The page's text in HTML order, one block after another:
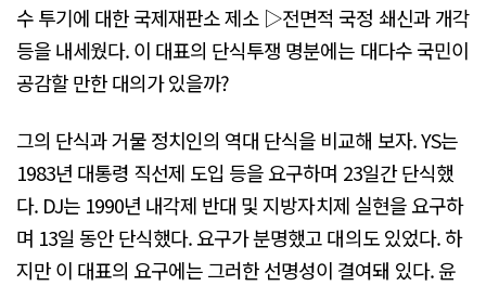
수 투기에 대한 국제재판소 제소 ▷전면적 국정 쇄신과 개각
등을 내세웠다. 이 대표의 단식투쟁 명분에는 대다수 국민이
공감할 만한 대의가 있을까?
그의 단식과 거물 정치인의 역대 단식을 비교해 보자. YS는
1983년 대통령 직선제 도입 등을 요구하며 23일간 단식했
다. DJ는 1990년 내각제 반대 및 지방자치제 실현을 요구하
며 13일 동안 단식했다. 요구가 분명했고 대의도 있었다. 하
지만 이 대표의 요구에는 그러한 선명성이 결여돼 있다. 윤